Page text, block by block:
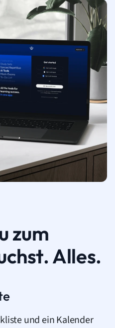
zum
Alles.
und ein Kalender